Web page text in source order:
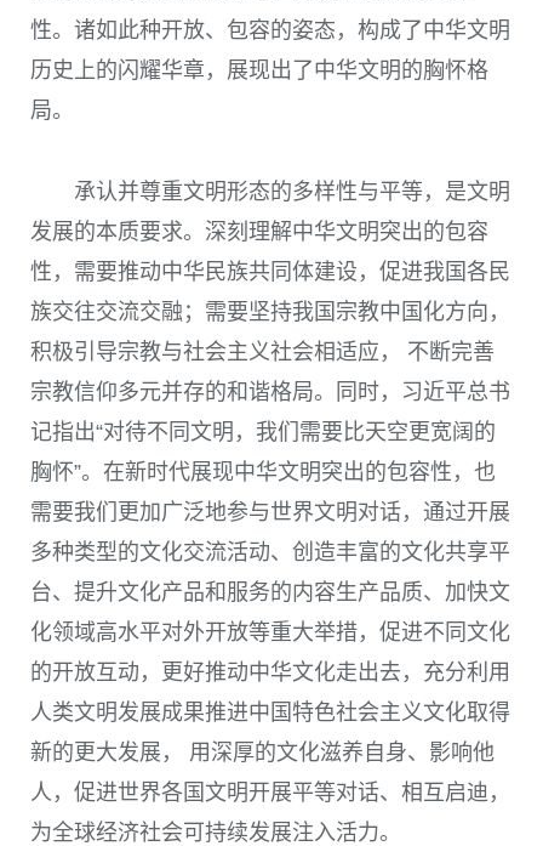
性。诸如此种开放、包容的姿态，构成了中华文明
历史上的闪耀华章，展现出了中华文明的胸怀格
局。
承认并尊重文明形态的多样性与平等，是文明
发展的本质要求。深刻理解中华文明突出的包容
性，需要推动中华民族共同体建设，促进我国各民
族交往交流交融；需要坚持我国宗教中国化方向，
积极引导宗教与社会主义社会相适应， 不断完善
宗教信仰多元并存的和谐格局。同时，习近平总书
记指出“对待不同文明，我们需要比天空更宽阔的
胸怀”。在新时代展现中华文明突出的包容性，也
需要我们更加广泛地参与世界文明对话，通过开展
多种类型的文化交流活动、创造丰富的文化共享平
台、提升文化产品和服务的内容生产品质、加快文
化领域高水平对外开放等重大举措，促进不同文化
的开放互动，更好推动中华文化走出去，充分利用
人类文明发展成果推进中国特色社会主义文化取得
新的更大发展， 用深厚的文化滋养自身、影响他
人，促进世界各国文明开展平等对话、相互启迪，
为全球经济社会可持续发展注入活力。